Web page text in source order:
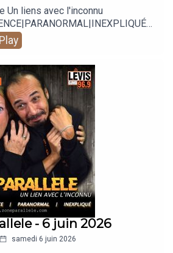
Un liens avec l'inconnu
Lauzé, SteveZ
zoneparallele
SteveZ582
zoneparallele
@zoneparallele
Play
- 6 juin 2026
samedi 6 juin 2026